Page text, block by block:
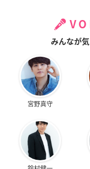
みんなが
宮野真守